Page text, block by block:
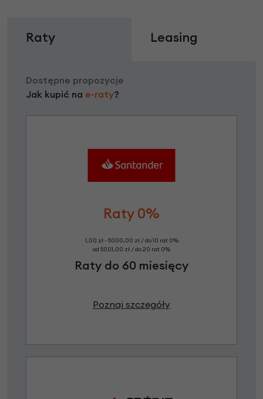
Raty Leasing
Dostępne propozycje
Jak kupić na e-raty?
Raty 0%
1,00 zł - 5000,00 zł / do 10 rat 0%
od 5001,00 zł / do 20 rat 0%
Raty do 60 miesięcy
Poznaj szczegóły